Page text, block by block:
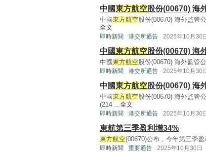
中國東方航空股份(00670) 海
中國東方航空股份(00670) 海外監管
全文
即時新聞 港交所通告 2025年10月30
中國東方航空股份(00670) 海
中國東方航空股份(00670) 海外監管
即時新聞 港交所通告 2025年10月30
中國東方航空股份(00670) 海
中國東方航空股份(00670) 海外監管
(214 ...全文
即時新聞 港交所通告 2025年10月30
東航第三季盈利增34%
東方航空(00670)公布，今年第三季
即時新聞 重要通告 2025年10月30日